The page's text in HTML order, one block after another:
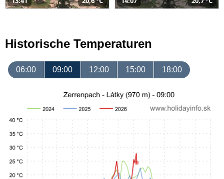
Historische Temperaturen
06:00 09:00 12:00 15:00 18:00